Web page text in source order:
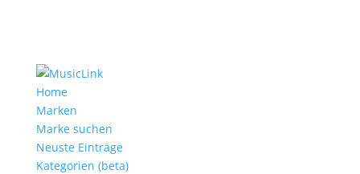
Home
Marken
Marke suchen
Neuste Einträge
Kategorien (beta)